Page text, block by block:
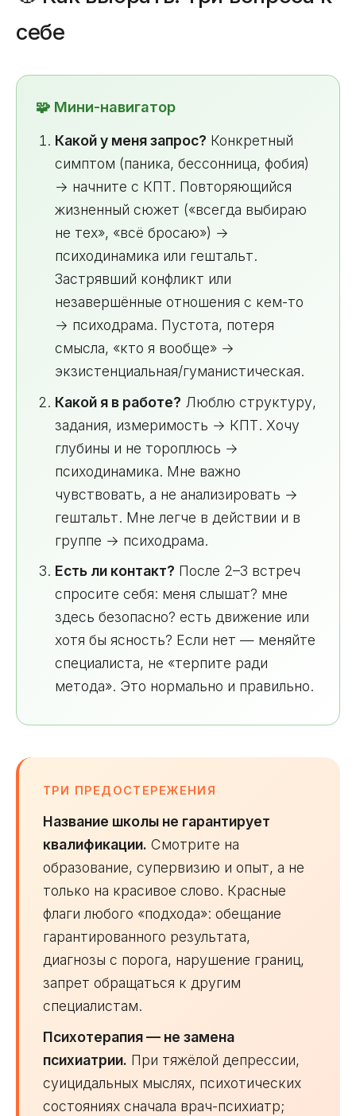
себе
🧩 Мини-навигатор
Какой у меня запрос? Конкретный
симптом (паника, бессонница, фобия)
→ начните с КПТ. Повторяющийся
жизненный сюжет («всегда выбираю
не тех», «всё бросаю») →
психодинамика или гештальт.
Застрявший конфликт или
незавершённые отношения с кем-то
→ психодрама. Пустота, потеря
смысла, «кто я вообще» →
экзистенциальная/гуманистическая.
Какой я в работе? Люблю структуру,
задания, измеримость → КПТ. Хочу
глубины и не тороплюсь →
психодинамика. Мне важно
чувствовать, а не анализировать →
гештальт. Мне легче в действии и в
группе → психодрама.
Есть ли контакт? После 2–3 встреч
спросите себя: меня слышат? мне
здесь безопасно? есть движение или
хотя бы ясность? Если нет — меняйте
специалиста, не «терпите ради
метода». Это нормально и правильно.
ТРИ ПРЕДОСТЕРЕЖЕНИЯ
Название школы не гарантирует
квалификации. Смотрите на
образование, супервизию и опыт, а не
только на красивое слово. Красные
флаги любого «подхода»: обещание
гарантированного результата,
диагнозы с порога, нарушение границ,
запрет обращаться к другим
специалистам.
Психотерапия — не замена
психиатрии. При тяжёлой депрессии,
суицидальных мыслях, психотических
состояниях сначала врач-психиатр;